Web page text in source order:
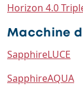
Horizon 4.0
Macchine
SapphireLUCE
SapphireAQUA